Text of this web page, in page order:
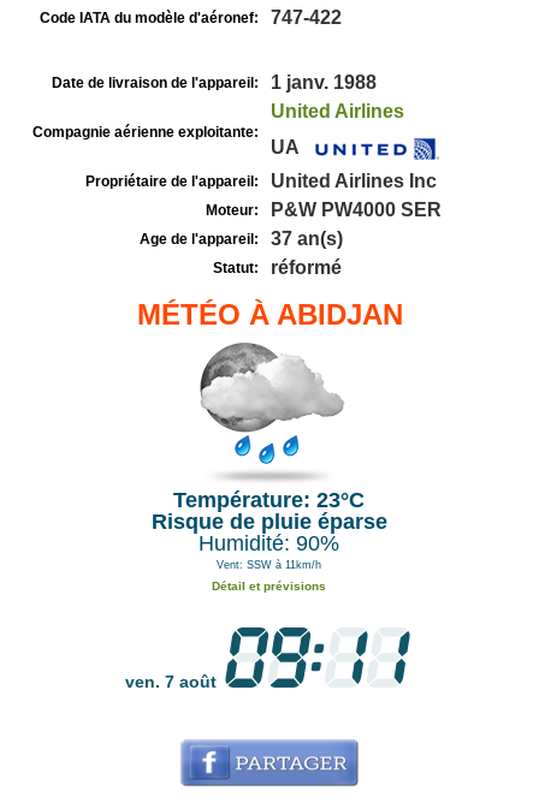
Code IATA du modèle d'aéronef: 747-422
Date de livraison de l'appareil: 1 janv. 1988
Compagnie aérienne exploitante:
United Airlines
UA
Propriétaire de l'appareil: United Airlines Inc
Moteur: P&W PW4000 SER
Age de l'appareil: 37 an(s)
Statut: réformé
MÉTÉO À ABIDJAN
Température: 23°C
Risque de pluie éparse
Humidité: 90%
Vent: SSW à 11km/h
Détail et prévisions
ven. 7 août